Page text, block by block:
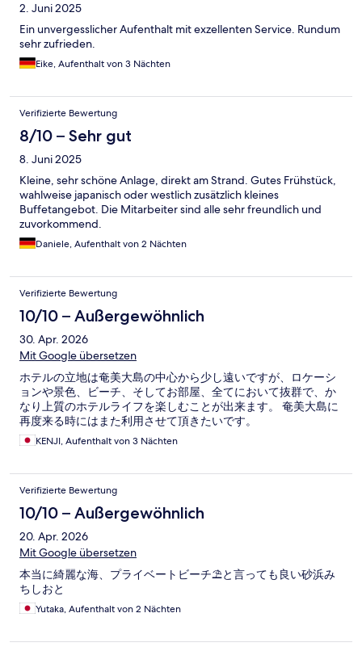
2. Juni 2025
Ein unvergesslicher Aufenthalt mit exzellenten Service. Rundum
sehr zufrieden.
Eike, Aufenthalt von 3 Nächten
Verifizierte Bewertung
8/10 – Sehr gut
8. Juni 2025
Kleine, sehr schöne Anlage, direkt am Strand. Gutes Frühstück,
wahlweise japanisch oder westlich zusätzlich kleines
Buffetangebot. Die Mitarbeiter sind alle sehr freundlich und
zuvorkommend.
Daniele, Aufenthalt von 2 Nächten
Verifizierte Bewertung
10/10 – Außergewöhnlich
30. Apr. 2026
Mit Google übersetzen
ホテルの立地は奄美大島の中心から少し遠いですが、ロケーシ
ョンや景色、ビーチ、そしてお部屋、全てにおいて抜群で、か
なり上質のホテルライフを楽しむことが出来ます。 奄美大島に
再度来る時にはまた利用させて頂きたいです。
KENJI, Aufenthalt von 3 Nächten
Verifizierte Bewertung
10/10 – Außergewöhnlich
20. Apr. 2026
Mit Google übersetzen
本当に綺麗な海、プライベートビーチ⛱️と言っても良い砂浜み
ちしおと
Yutaka, Aufenthalt von 2 Nächten